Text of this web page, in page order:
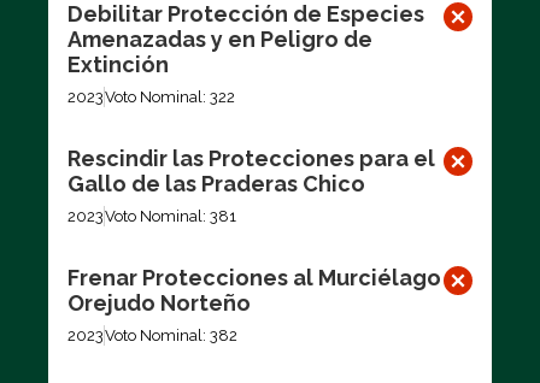
Debilitar Protección de Especies
Amenazadas y en Peligro de
Extinción
2023Voto Nominal: 322
Rescindir las Protecciones para el
Gallo de las Praderas Chico
2023Voto Nominal: 381
Frenar Protecciones al Murciélago
Orejudo Norteño
2023Voto Nominal: 382